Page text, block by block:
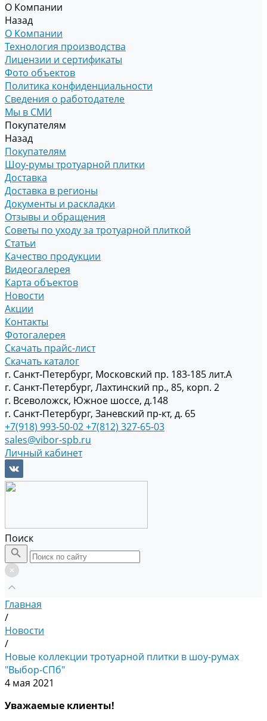
О Компании
Назад
О Компании
Технология производства
Лицензии и сертификаты
Фото объектов
Политика конфиденциальности
Сведения о работодателе
Мы в СМИ
Покупателям
Назад
Покупателям
Шоу-румы тротуарной плитки
Доставка
Доставка в регионы
Документы и раскладки
Отзывы и обращения
Советы по уходу за тротуарной плиткой
Статьи
Качество продукции
Видеогалерея
Карта объектов
Новости
Акции
Контакты
Фотогалерея
Скачать прайс-лист
Скачать каталог
г. Санкт-Петербург, Московский пр. 183-185 лит.А
г. Санкт-Петербург, Лахтинский пр., 85, корп. 2
г. Всеволожск, Южное шоссе, д.148
г. Санкт-Петербург, Заневский пр-кт, д. 65
+7(918) 993-50-02+7(812) 327-65-03
sales@vibor-spb.ru
Личный кабинет
Поиск
Главная
/
Новости
/
Новые коллекции тротуарной плитки в шоу-румах
"Выбор-СПб"
4 мая 2021
Уважаемые клиенты!